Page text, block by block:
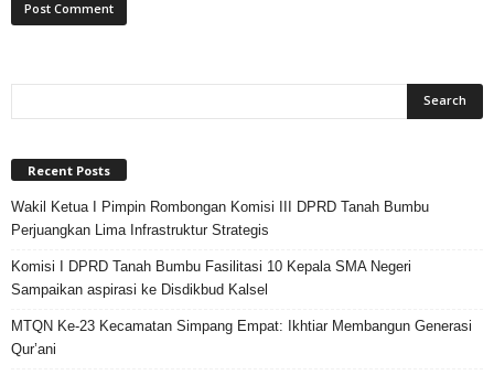
Recent Posts
Wakil Ketua I Pimpin Rombongan Komisi III DPRD Tanah Bumbu
Perjuangkan Lima Infrastruktur Strategis
Komisi I DPRD Tanah Bumbu Fasilitasi 10 Kepala SMA Negeri
Sampaikan aspirasi ke Disdikbud Kalsel
MTQN Ke-23 Kecamatan Simpang Empat: Ikhtiar Membangun Generasi
Qur’ani